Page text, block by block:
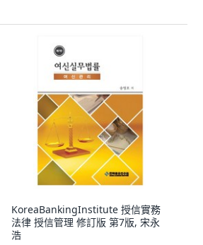
KoreaBankingInstitute 授信實務
法律 授信管理 修訂版 第7版, 宋永
浩